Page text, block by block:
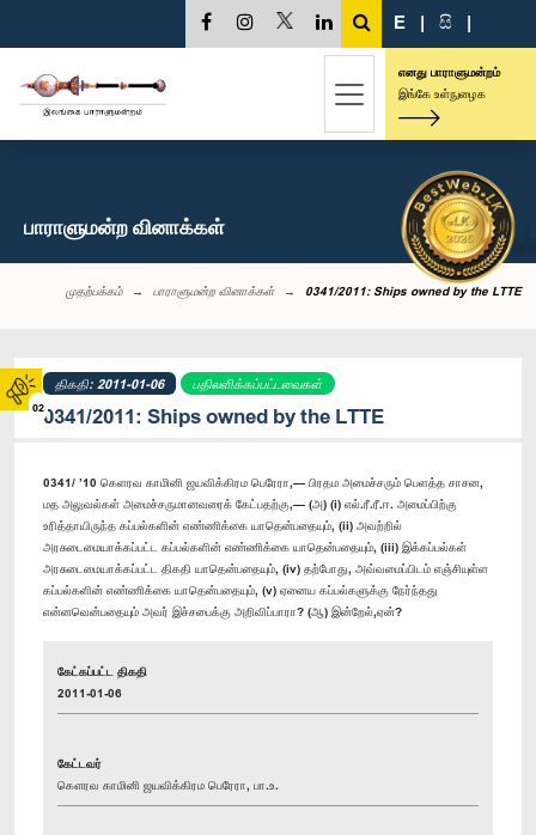
02
E | සි |
எனது பாராளுமன்றம்
இங்கே உள்நுழைக
பாராளுமன்ற வினாக்கள்
முதற்பக்கம் பாராளுமன்ற வினாக்கள் 0341/2011: Ships owned by the LTTE
திகதி: 2011-01-06 பதிலளிக்கப்பட்டவைகள்
0341/2011: Ships owned by the LTTE
0341/ ’10 கெளரவ காமினி ஜயவிக்கிரம பெரேரா,— பிரதம அமைச்சரும் பெளத்த சாசன,
மத அலுவல்கள் அமைச்சருமானவரைக் கேட்பதற்கு,— (அ) (i) எல்.ரீ.ரீ.ஈ. அமைப்பிற்கு
உரித்தாயிருந்த கப்பல்களின் எண்ணிக்கை யாதென்பதையும், (ii) அவற்றில்
அரசுடைமையாக்கப்பட்ட கப்பல்களின் எண்ணிக்கை யாதென்பதையும், (iii) இக்கப்பல்கள்
அரசுடைமையாக்கப்பட்ட திகதி யாதென்பதையும், (iv) தற்போது, அவ்வமைப்பிடம் எஞ்சியுள்ள
கப்பல்களின் எண்ணிக்கை யாதென்பதையும், (v) ஏனைய கப்பல்களுக்கு நேர்ந்தது
என்னவென்பதையும் அவர் இச்சபைக்கு அறிவிப்பாரா? (ஆ) இன்றேல்,ஏன்?
கேட்கப்பட்ட திகதி
2011-01-06
கேட்டவர்
கௌரவ காமினி ஜயவிக்கிரம பெரேரா, பா.உ.